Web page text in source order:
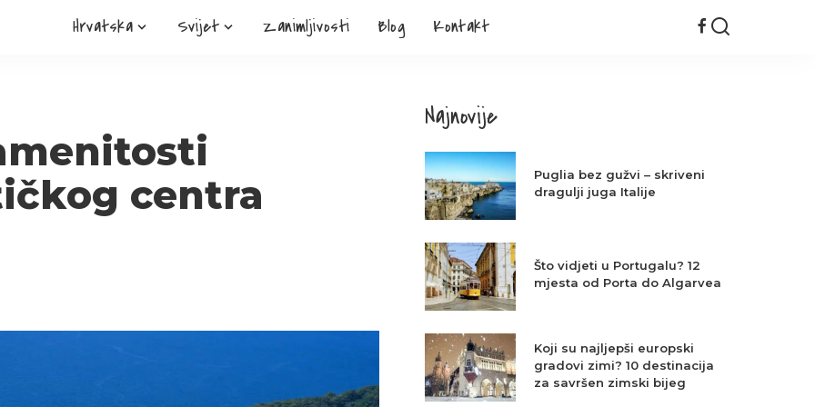
Hrvatska Svijet Zanimljivosti Blog Kontakt
centra
Najnovije
Puglia bez gužvi – skriveni
dragulji juga Italije
Što vidjeti u Portugalu? 12
mjesta od Porta do Algarvea
Koji su najljepši europski
gradovi zimi? 10 destinacija
za savršen zimski bijeg